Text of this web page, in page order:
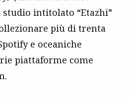
studio intitolato “Etazhi”
più di trenta
e oceaniche
piattaforme come